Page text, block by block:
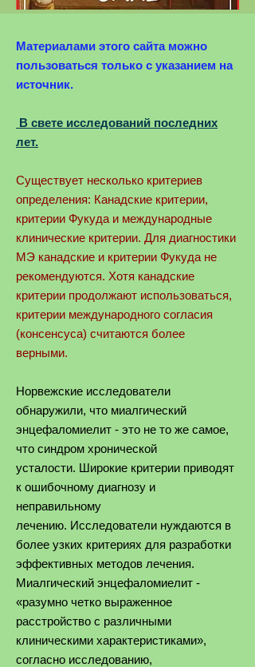
Материалами этого сайта можно
пользоваться только с указанием на
источник.
В свете исследований последних
лет.
Существует несколько критериев
определения: Канадские критерии,
критерии Фукуда и международные
клинические критерии. Для диагностики
МЭ канадские и критерии Фукуда не
рекомендуются. Хотя канадские
критерии продолжают использоваться,
критерии международного согласия
(консенсуса) считаются более
верными.
Норвежские исследователи
обнаружили, что миалгический
энцефаломиелит - это не то же самое,
что синдром хронической
усталости. Широкие критерии приводят
к ошибочному диагнозу и
неправильному
лечению. Исследователи нуждаются в
более узких критериях для разработки
эффективных методов лечения.
Миалгический энцефаломиелит -
«разумно четко выраженное
расстройство с различными
клиническими характеристиками»,
согласно исследованию,